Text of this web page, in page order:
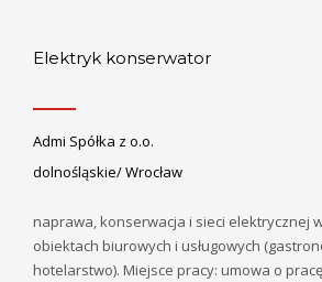
Elektryk konserwator
Admi Spółka z o.o.
dolnośląskie/ Wrocław
naprawa, konserwacja i sieci elektrycznej
obiektach biurowych i usługowych
hotelarstwo). Miejsce pracy: umowa o